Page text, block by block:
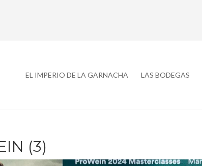
EL IMPERIO DE LA GARNACHA LAS BODEGAS
(3)